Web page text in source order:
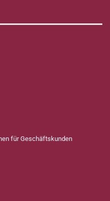
für Geschäftskunden